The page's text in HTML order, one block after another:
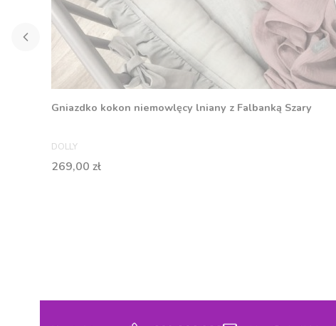
Gniazdko kokon niemowlęcy lniany z Falbanką Szary
PRODUCENT
DOLLY
Cena
269,00 zł